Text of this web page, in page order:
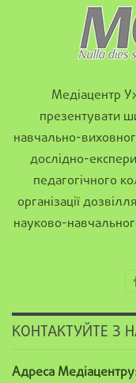
Медіацентр
презентувати
навчально-
дослідно-
педагогічного
організації
науково-
КОНТАКТУЙТЕ З
Адреса